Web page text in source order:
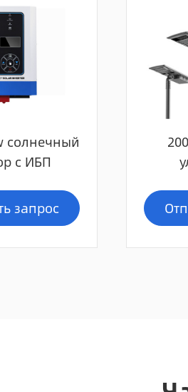
солнечный
с ИБП
запрос